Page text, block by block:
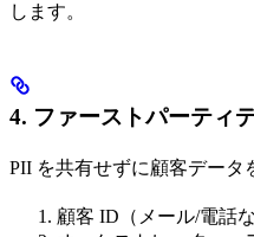
します。
4. ファーストパーティ
PII を共有せずに顧客データ
顧客 ID（メール/電話